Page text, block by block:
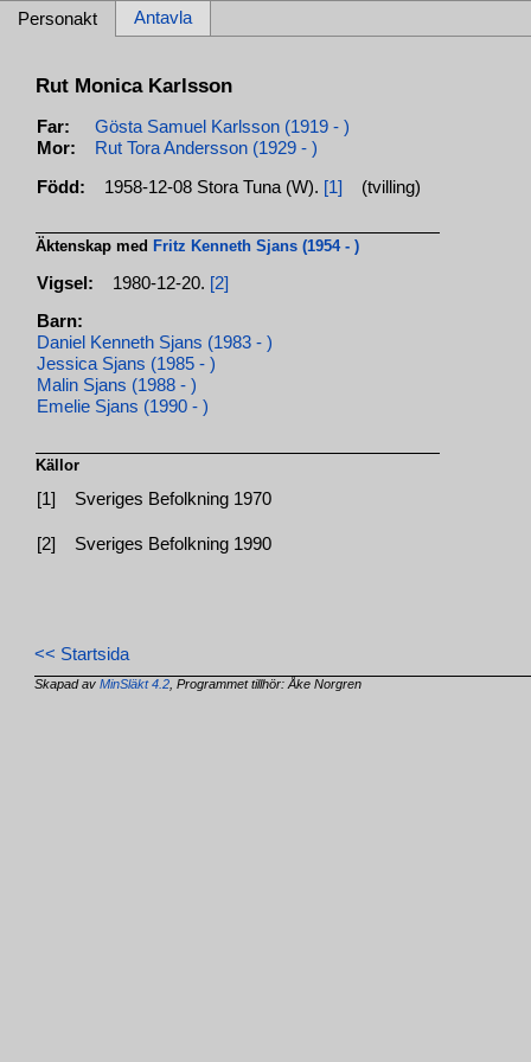
Personakt Antavla
Rut Monica Karlsson
Far:
Gösta Samuel Karlsson (1919 - )
Mor:
Rut Tora Andersson (1929 - )
Född: 1958-12-08 Stora Tuna (W). [1] (tvilling)
Äktenskap med Fritz Kenneth Sjans (1954 - )
Vigsel: 1980-12-20. [2]
Barn:
Daniel Kenneth Sjans (1983 - )
Jessica Sjans (1985 - )
Malin Sjans (1988 - )
Emelie Sjans (1990 - )
Källor
[1] Sveriges Befolkning 1970
[2] Sveriges Befolkning 1990
<< Startsida
Skapad avMinSläkt 4.2 , Programmet tillhör: Åke Norgren